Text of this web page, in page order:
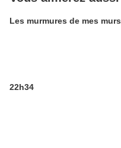
Les murmures de mes murs
22h34